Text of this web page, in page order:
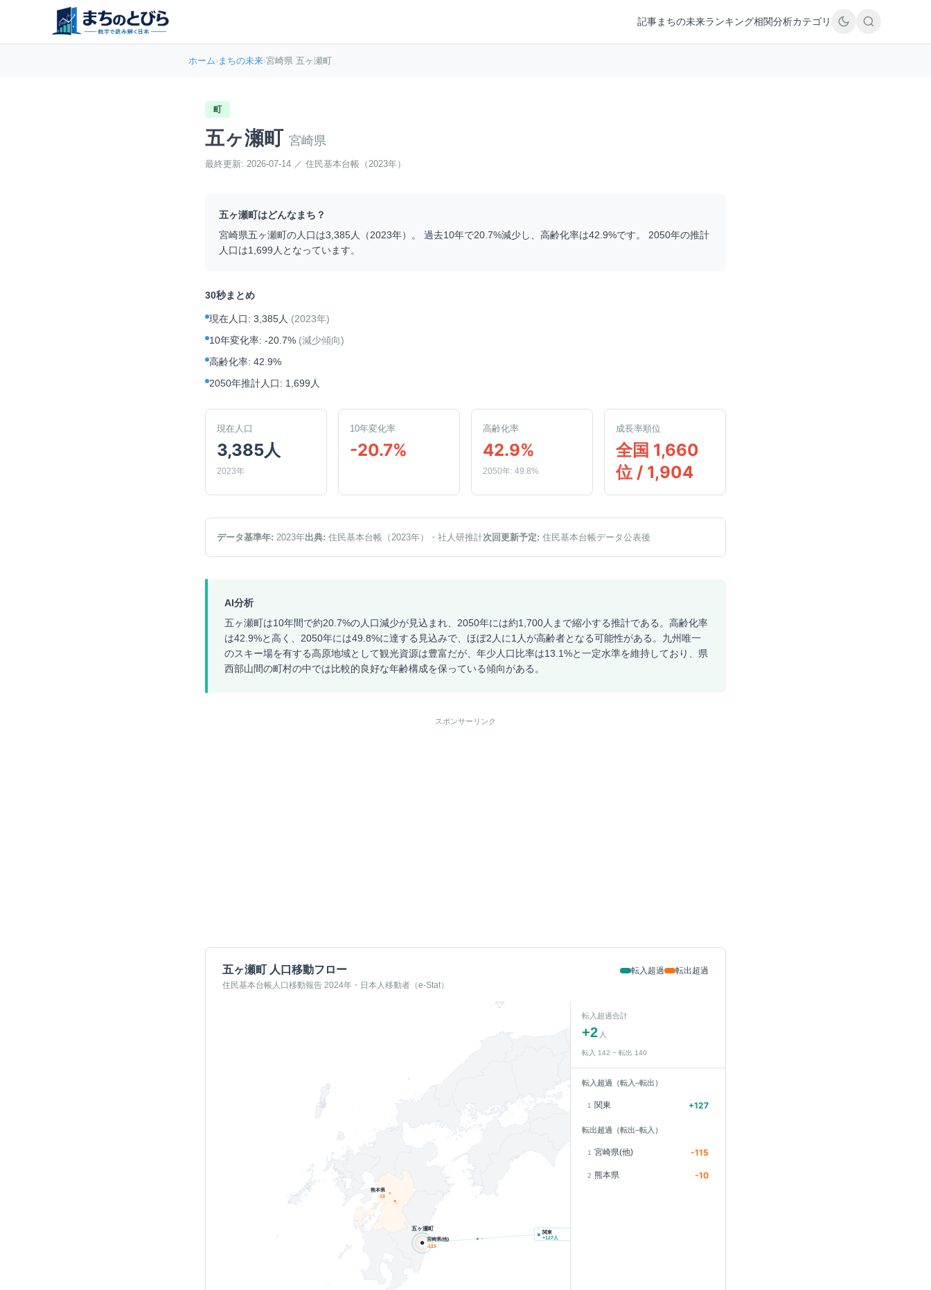
記事まちの未来ランキング相関分析カテゴリ
ホーム›まちの未来›宮崎県 五ヶ瀬町
町
五ヶ瀬町 宮崎県
最終更新: 2026-07-14 ／ 住民基本台帳（2023年）
五ヶ瀬町はどんなまち？
宮崎県五ヶ瀬町の人口は3,385人（2023年）。 過去10年で20.7%減少し、高齢化率は42.9%です。 2050年の推計
人口は1,699 人となっています。
30秒まとめ
現在人口: 3,385人 (2023年)
10年変化率: -20.7% (減少傾向)
高齢化率: 42.9%
2050年推計人口: 1,699人
現在人口
3,385人
2023年
10年変化率
-20.7%
高齢化率
42.9%
2050年: 49.8%
成長率順位
全国 1,660
位 / 1,904
データ基準年: 2023年出典: 住民基本台帳（2023年） ・社人研推計次回更新予定: 住民基本台帳データ公表後
AI分析
五ヶ瀬町は10年間で約20.7%の人口減少が見込まれ、2050年には約1,700人まで縮小する推計である。高齢化率
は42.9%と高く、2050年には49.8%に達する見込みで、ほぼ2人に1人が高齢者となる可能性がある。九州唯一
のスキー場を有する高原地域として観光資源は豊富だが、年少人口比率は13.1%と一定水準を維持しており、県
西部山間の町村の中では比較的良好な年齢構成を保っている傾向がある。
スポンサーリンク
五ヶ瀬町 人口移動フロー
住民基本台帳人口移動報告 2024年・日本人移動者（e-Stat）
転入超過 転出超過
熊本県
-10
宮崎県(他)
-115
五ヶ瀬町
関東
+127人
転入超過合計
+2 人
転入 142 − 転出 140
転入超過（転入−転出）
1 関東 +127
転出超過（転出−転入）
1 宮崎県(他) -115
2 熊本県 -10